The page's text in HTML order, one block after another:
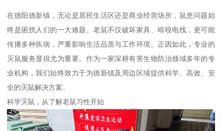
在德阳德新镇，无论是居民生活区还是商业经营场所，鼠患问题始
终是困扰人们的一大难题。老鼠不仅破坏家具、啃咬电线，更可能
传播多种疾病，严重影响生活品质与工作环境。正因如此，专业的
灭鼠服务显得尤为重要。作为一家深耕有害生物防治领域多年的专
业机构，我们始终致力于为德新镇及周边区域提供科学、高效、安
全的灭鼠解决方案。
科学灭鼠，从了解老鼠习性开始